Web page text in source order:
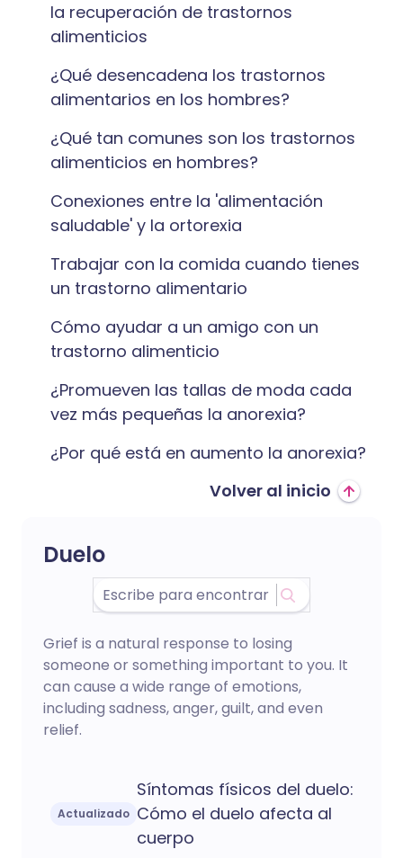
la recuperación de trastornos
alimenticios
¿Qué desencadena los trastornos
alimentarios en los hombres?
¿Qué tan comunes son los trastornos
alimenticios en hombres?
Conexiones entre la 'alimentación
saludable' y la ortorexia
Trabajar con la comida cuando tienes
un trastorno alimentario
Cómo ayudar a un amigo con un
trastorno alimenticio
¿Promueven las tallas de moda cada
vez más pequeñas la anorexia?
¿Por qué está en aumento la anorexia?
Volver al inicio
Duelo
Grief is a natural response to losing
someone or something important to you. It
can cause a wide range of emotions,
including sadness, anger, guilt, and even
relief.
Actualizado
Síntomas físicos del duelo:
Cómo el duelo afecta al
cuerpo